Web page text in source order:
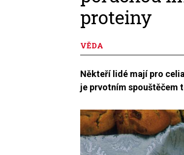
proteiny
VĚDA
Někteří lidé mají pro
je prvotním spouštěčem